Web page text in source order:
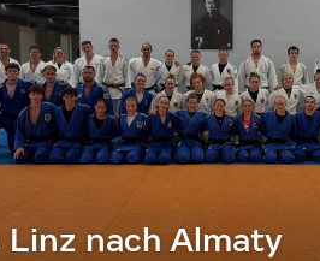
Linz nach Almaty